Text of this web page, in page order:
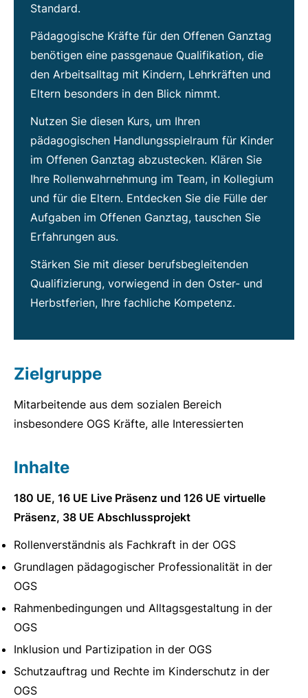
Standard.
Pädagogische Kräfte für den Offenen Ganztag
benötigen eine passgenaue Qualifikation, die
den Arbeitsalltag mit Kindern, Lehrkräften und
Eltern besonders in den Blick nimmt.
Nutzen Sie diesen Kurs, um Ihren
pädagogischen Handlungsspielraum für Kinder
im Offenen Ganztag abzustecken. Klären Sie
Ihre Rollenwahrnehmung im Team, in Kollegium
und für die Eltern. Entdecken Sie die Fülle der
Aufgaben im Offenen Ganztag, tauschen Sie
Erfahrungen aus.
Stärken Sie mit dieser berufsbegleitenden
Qualifizierung, vorwiegend in den Oster- und
Herbstferien, Ihre fachliche Kompetenz.
Zielgruppe
Mitarbeitende aus dem sozialen Bereich
insbesondere OGS Kräfte, alle Interessierten
Inhalte
180 UE, 16 UE Live Präsenz und 126 UE virtuelle
Präsenz, 38 UE Abschlussprojekt
Rollenverständnis als Fachkraft in der OGS
Grundlagen pädagogischer Professionalität in der
OGS
Rahmenbedingungen und Alltagsgestaltung in der
OGS
Inklusion und Partizipation in der OGS
Schutzauftrag und Rechte im Kinderschutz in der
OGS